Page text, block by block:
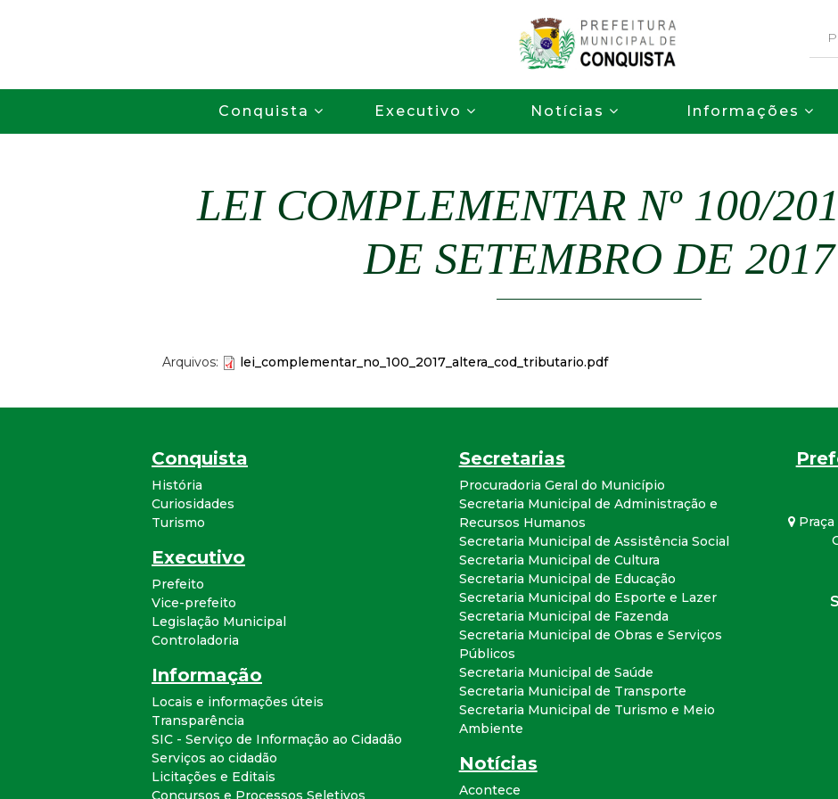
para
o
conteúdo
principal
P
r
f
e
t
a
M
u
n
i
c
i
p
Conquista Executivo Notícias Informações
LEI COMPLEMENTAR Nº 100/
DE SETEMBRO DE 2017
Arquivos: lei_complementar_no_100_2017_altera_cod_tributario.pdf
Conquista
História
Curiosidades
Turismo
Executivo
Prefeito
Vice-prefeito
Legislação Municipal
Controladoria
Informação
Locais e informações úteis
Transparência
SIC - Serviço de Informação ao Cidadão
Serviços ao cidadão
Licitações e Editais
Concursos e Processos Seletivos
Secretarias
Procuradoria Geral do Município
Secretaria Municipal de Administração e
Recursos Humanos
Secretaria Municipal de Assistência Social
Secretaria Municipal de Cultura
Secretaria Municipal de Educação
Secretaria Municipal do Esporte e Lazer
Secretaria Municipal de Fazenda
Secretaria Municipal de Obras e Serviços
Públicos
Secretaria Municipal de Saúde
Secretaria Municipal de Transporte
Secretaria Municipal de Turismo e Meio
Ambiente
Notícias
Acontece
Praça